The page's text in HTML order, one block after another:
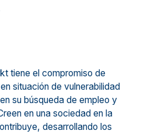
tiene el compromiso de
situación de vulnerabilidad
su búsqueda de empleo y
en una sociedad en la
desarrollando los